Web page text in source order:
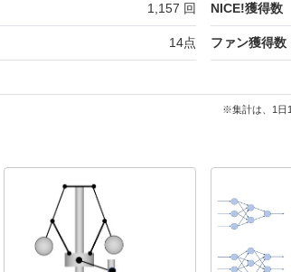
1,157 回
14点
NICE!獲得数
ファン獲得数
※集計は、1日